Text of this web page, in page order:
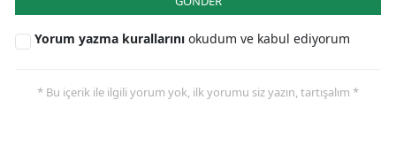
Yorum yazma kurallarını okudum ve kabul ediyorum
* Bu içerik ile ilgili yorum yok, ilk yorumu siz yazın, tartışalım *